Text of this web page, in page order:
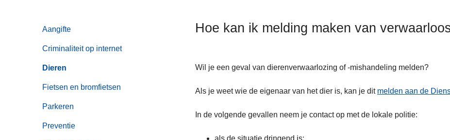
Aangifte
Criminaliteit op internet
Dieren
Fietsen en bromfietsen
Parkeren
Preventie
Hoe kan ik melding maken van
Wil je een geval van dierenverwaarlozing of -mishandeling melden?
Als je weet wie de eigenaar van het dier is, kan je dit melden aan de
In de volgende gevallen neem je contact op met de lokale politie: